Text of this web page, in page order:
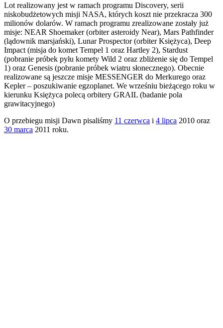
Lot realizowany jest w ramach programu Discovery, serii
niskobudżetowych misji NASA, których koszt nie przekracza 300
milionów dolarów. W ramach programu zrealizowane zostały już
misje: NEAR Shoemaker (orbiter asteroidy Near), Mars Pathfinder
(lądownik marsjański), Lunar Prospector (orbiter Księżyca), Deep
Impact (misja do komet Tempel 1 oraz Hartley 2), Stardust
(pobranie próbek pyłu komety Wild 2 oraz zbliżenie się do Tempel
1) oraz Genesis (pobranie próbek wiatru słonecznego). Obecnie
realizowane są jeszcze misje MESSENGER do Merkurego oraz
Kepler – poszukiwanie egzoplanet. We wrześniu bieżącego roku w
kierunku Księżyca polecą orbitery GRAIL (badanie pola
grawitacyjnego)
O przebiegu misji Dawn pisaliśmy 11 czerwca i 4 lipca 2010 oraz
30 marca 2011 roku.